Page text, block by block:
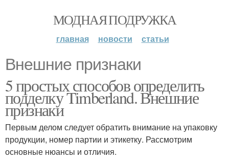
МОДНАЯ ПОДРУЖКА
главная новости статьи
Внешние признаки
5 простых способов определить
подделку Timberland. Внешние
признаки
Первым делом следует обратить внимание на упаковку
продукции, номер партии и этикетку. Рассмотрим
основные нюансы и отличия.